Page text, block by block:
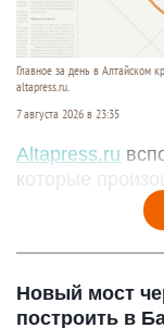
Главное за день в Алтайском
altapress.ru.
7 августа 2026 в 23:35
Altapress.ru
которые
Новый мост
построить в